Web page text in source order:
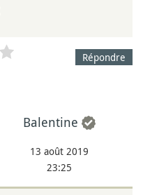
Répondre
Balentine
13 août 2019
23:25